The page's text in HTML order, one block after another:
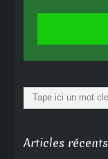
Rechercher
Articles récents